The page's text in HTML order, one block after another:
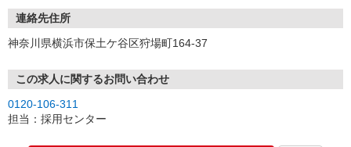
連絡先住所
神奈川県横浜市保土ケ谷区狩場町164-37
この求人に関するお問い合わせ
0120-106-311
担当：採用センター